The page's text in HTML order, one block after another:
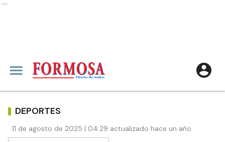
Ads
DEPORTES
11 de agosto de 2025 | 04:29 actualizado hace un año